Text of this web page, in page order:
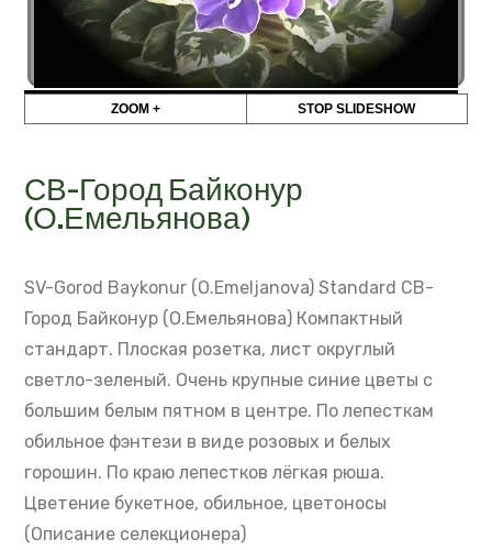
ZOOM + STOP SLIDESHOW
СВ-Город Байконур
(О.Емельянова)
SV-Gorod Baykonur (O.Emeljanova) Standard СВ-
Город Байконур (О.Емельянова) Компактный
стандарт. Плоская розетка, лист округлый
светло-зеленый. Очень крупные синие цветы с
большим белым пятном в центре. По лепесткам
обильное фэнтези в виде розовых и белых
горошин. По краю лепестков лёгкая рюша.
Цветение букетное, обильное, цветоносы
(Описание селекционера)